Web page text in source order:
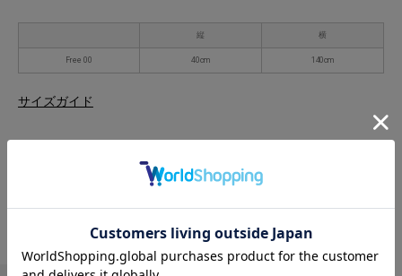
縦 横
Free 00 40cm 140cm
サイズガイド
関連アイテム